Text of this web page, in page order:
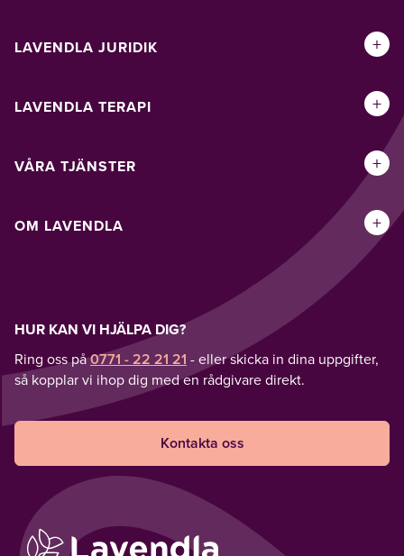
LAVENDLA JURIDIK +
LAVENDLA TERAPI +
VÅRA TJÄNSTER +
OM LAVENDLA +
HUR KAN VI HJÄLPA DIG?
Ring oss på0771 - 22 21 21 - eller skicka in dina uppgifter,
så kopplar vi ihop dig med en rådgivare direkt.
Kontakta oss